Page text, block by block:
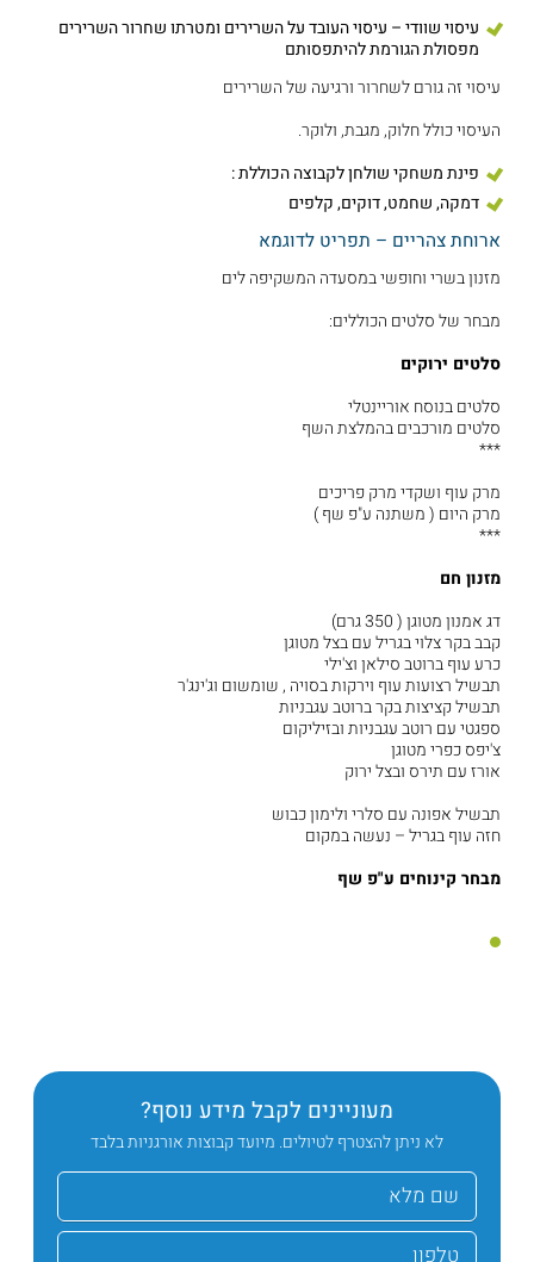
עיסוי שוודי – עיסוי העובד על השרירים ומטרתו שחרור השרירים
מפסולת הגורמת להיתפסותם
עיסוי זה גורם לשחרור ורגיעה של השרירים
העיסוי כולל חלוק, מגבת, ולוקר.
פינת משחקי שולחן לקבוצה הכוללת :
דמקה, שחמט, דוקים, קלפים
ארוחת צהריים – תפריט לדוגמא
מזנון בשרי וחופשי במסעדה המשקיפה לים
מבחר של סלטים הכוללים:
סלטים ירוקים
סלטים בנוסח אוריינטלי
סלטים מורכבים בהמלצת השף
***
מרק עוף ושקדי מרק פריכים
מרק היום ( משתנה ע"פ שף )
***
מזנון חם
דג אמנון מטוגן ( 350 גרם)
קבב בקר צלוי בגריל עם בצל מטוגן
כרע עוף ברוטב סילאן וצ'ילי
תבשיל רצועות עוף וירקות בסויה , שומשום וג'ינג'ר
תבשיל קציצות בקר ברוטב עגבניות
ספגטי עם רוטב עגבניות ובזיליקום
צ'יפס כפרי מטוגן
אורז עם תירס ובצל ירוק
תבשיל אפונה עם סלרי ולימון כבוש
חזה עוף בגריל – נעשה במקום
מבחר קינוחים ע"פ שף
מעוניינים לקבל מידע נוסף?
לא ניתן להצטרף לטיולים. מיועד קבוצות אורגניות בלבד